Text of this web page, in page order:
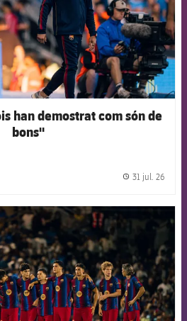
han demostrat com són de
bons"
31 jul. 26
FCB Barcelona badge